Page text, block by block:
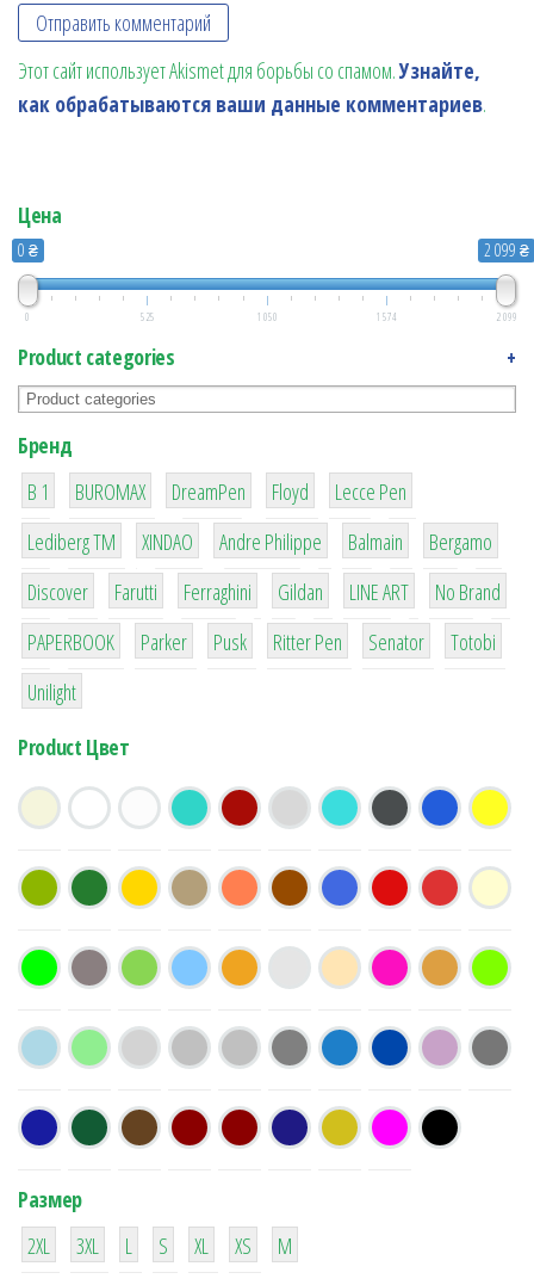
Этот сайт использует Akismet для борьбы со спамом.Узнайте,
как обрабатываются ваши данные комментариев.
Цена
0 ₴ 2 099 ₴
0 525 1 050 1 574 2 099
Product categories +
Бренд
B 1
1
BUROMAX
1
DreamPen
2
Floyd
2
Lecce Pen
3
Lediberg ТМ
3
XINDAO
1
Andre Philippe
4
Balmain
26
Bergamo
64
Discover
299
Farutti
4
Ferraghini
42
Gildan
4
LINE ART
90
No Brand
8
PAPERBOOK
6
Parker
2
Pusk
22
Ritter Pen
15
Senator
43
Totobi
1
Unilight
Product Цвет
Размер
38
2XL
16
3XL
42
L
42
S
42
XL XS
М